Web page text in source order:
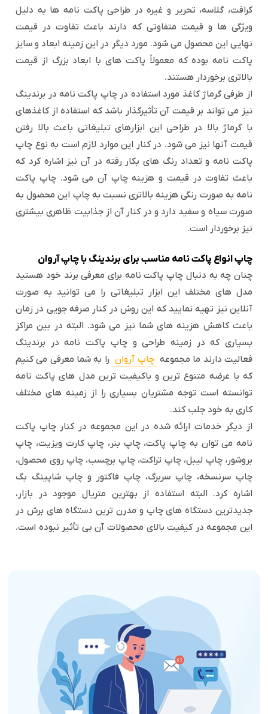
کرافت، گلاسه، تحریر و غیره در طراحی پاکت نامه ها به دلیل
ویژگی ها و قیمت متفاوتی که دارند باعث تفاوت در قیمت
نهایی این محصول می شود. مورد دیگر در این زمینه ابعاد و سایز
پاکت نامه بوده که معمولاً پاکت های با ابعاد بزرگ از قیمت
بالاتری برخوردار هستند.
از طرفی گرماژ کاغذ مورد استفاده در چاپ پاکت نامه در برندینگ
نیز می تواند بر قیمت آن تأثیرگذار باشد که استفاده از کاغذهای
با گرماژ بالا در طراحی این ابزارهای تبلیغاتی باعث بالا رفتن
قیمت آنها نیز می شود. در کنار این موارد لازم است به نوع چاپ
پاکت نامه و تعداد رنگ های بکار رفته در آن نیز اشاره کرد که
باعث تفاوت در قیمت و هزینه چاپ آن می شود. چاپ پاکت
نامه به صورت رنگی هزینه بالاتری نسبت به چاپ این محصول به
صورت سیاه و سفید دارد و در کنار آن از جذابیت ظاهری بیشتری
نیز برخوردار است.
چاپ انواع پاکت نامه مناسب برای برندینگ با چاپ آروان
چنان چه به دنبال چاپ پاکت نامه برای معرفی برند خود هستید
مدل های مختلف این ابزار تبلیغاتی را می توانید به صورت
آنلاین نیز تهیه نمایید که این روش در کنار صرفه جویی در زمان
باعث کاهش هزینه های شما نیز می شود. البته در بین مراکز
بسیاری که در زمینه طراحی و چاپ پاکت نامه در برندینگ
فعالیت دارند ما مجموعه چاپ آروان را به شما معرفی می کنیم
که با عرضه متنوع ترین و باکیفیت ترین مدل های پاکت نامه
توانسته است توجه مشتریان بسیاری را از زمینه های مختلف
کاری به خود جلب کند.
از دیگر خدمات ارائه شده در این مجموعه در کنار چاپ پاکت
نامه می توان به چاپ پاکت، چاپ بنر، چاپ کارت ویزیت، چاپ
بروشور، چاپ لیبل، چاپ تراکت، چاپ برچسب، چاپ روی محصول،
چاپ سرنسخه، چاپ سربرگ، چاپ فاکتور و چاپ شاپینگ بگ
اشاره کرد. البته استفاده از بهترین متریال موجود در بازار،
جدیدترین دستگاه های چاپ و مدرن ترین دستگاه های برش در
این مجموعه در کیفیت بالای محصولات آن بی تأثیر نبوده است.